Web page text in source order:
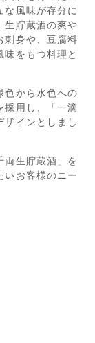
な風味が存分に
生貯蔵酒の爽や
刺身や、豆腐料
をもつ料理と
色から水色への
採用し、「一滴
ザインとしまし
両生貯蔵酒」を
いお客様のニー